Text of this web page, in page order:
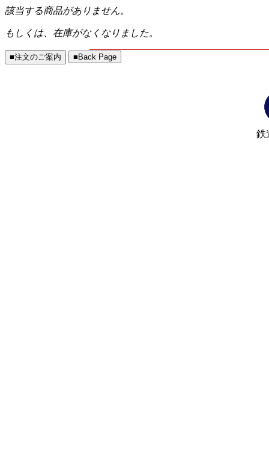
該当する商品がありません。
もしくは、在庫がなくなりました。
鉄